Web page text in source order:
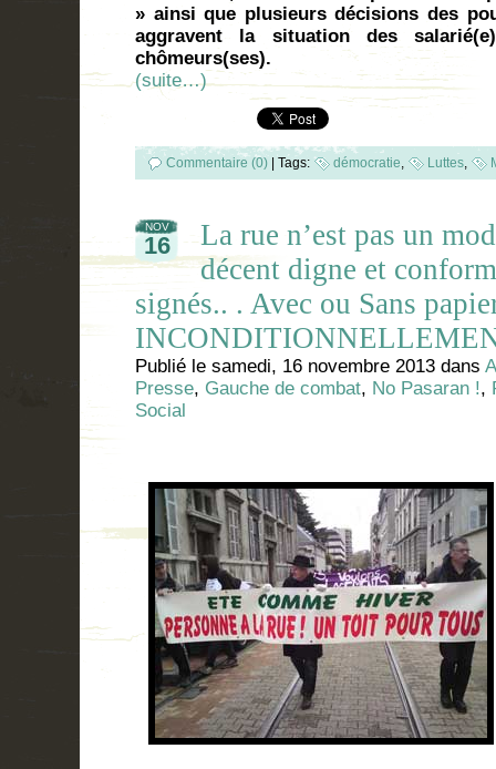
» ainsi que plusieurs décisions des
aggravent la situation des
chômeurs(ses).
(suite…)
Commentaire (0) | Tags: démocratie Luttes
NOV
16
La rue n’est pas un
décent digne et
signés.. . Avec ou Sans
Publié le samedi, 16 novembre 2013 dans
Presse, Gauche de combat, No Pasaran !,
Social